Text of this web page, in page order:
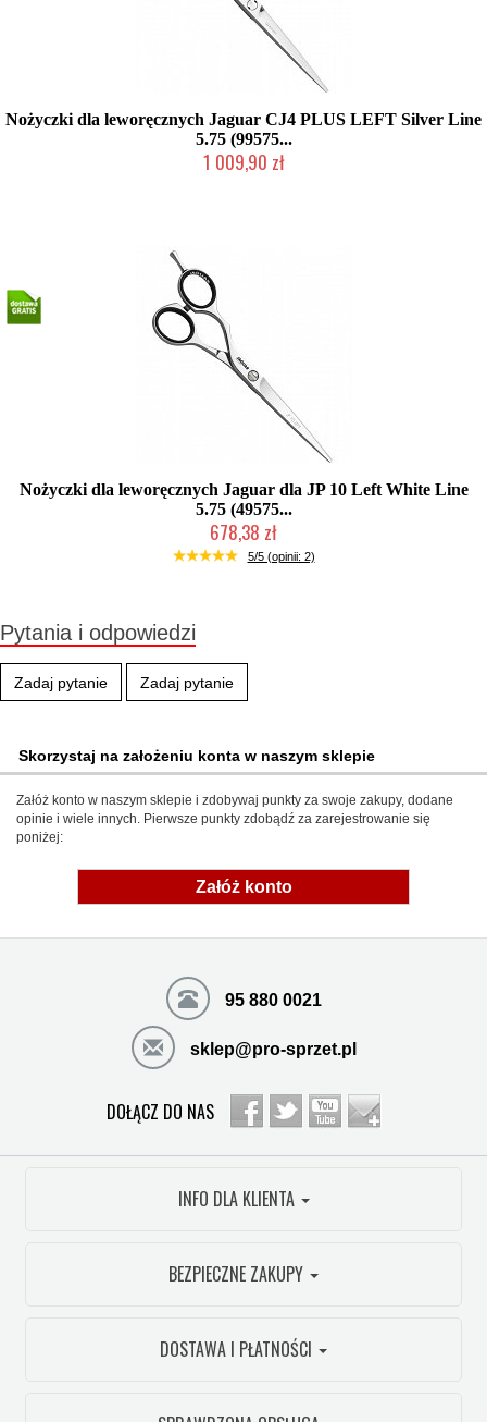
Nożyczki dla leworęcznych Jaguar CJ4 PLUS LEFT Silver Line
5.75 (99575...
1 009,90 zł
Nożyczki dla leworęcznych Jaguar dla JP 10 Left White Line
5.75 (49575...
678,38 zł
Produkt wycofany
5/5 (opinii: 2)
Pytania i odpowiedzi
Zadaj pytanie Zadaj pytanie
Skorzystaj na założeniu konta w naszym sklepie
Załóż konto w naszym sklepie i zdobywaj punkty za swoje zakupy, dodane
opinie i wiele innych. Pierwsze punkty zdobądź za zarejestrowanie się
poniżej:
Załóż konto
95 880 0021
sklep@pro-sprzet.pl
DOŁĄCZ DO NAS
INFO DLA KLIENTA
BEZPIECZNE ZAKUPY
DOSTAWA I PŁATNOŚCI